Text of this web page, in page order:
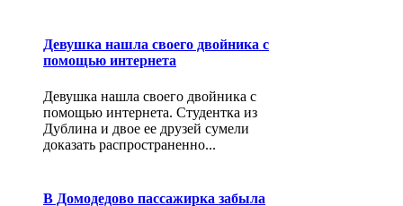
Девушка нашла своего двойника с
помощью интернета
Девушка нашла своего двойника с
помощью интернета. Студентка из
Дублина и двое ее друзей сумели
доказать распространенно...
В Домодедово пассажирка забыла